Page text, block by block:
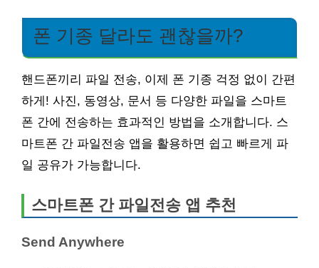
폰 기종 달라도 괜찮을까?
핸드폰끼리 파일 전송, 이제 폰 기종 걱정 없이 간편
하게! 사진, 동영상, 문서 등 다양한 파일을 스마트
폰 간에 전송하는 효과적인 방법을 소개합니다. 스
마트폰 간 파일전송 앱을 활용하면 쉽고 빠르게 파
일 공유가 가능합니다.
스마트폰 간 파일전송 앱 추천
Send Anywhere